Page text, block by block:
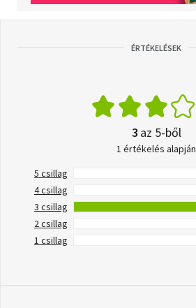
ÉRTÉKELÉSEK
3 az 5-ből
1 értékelés alapján
5 csillag
4 csillag
3 csillag
2 csillag
1 csillag